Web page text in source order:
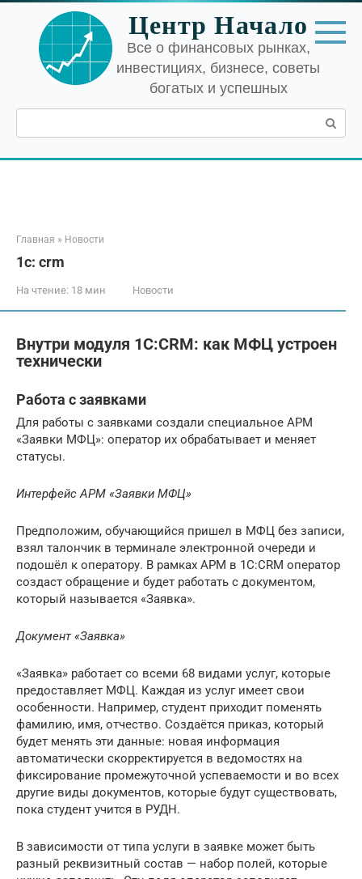
Перейти
контенту
Центр Начало
Все о финансовых рынках,
инвестициях, бизнесе, советы
богатых и успешных
Поиск:
Главная » Новости
1с: crm
На чтение: 18 мин Новости
Внутри модуля 1С:CRM: как МФЦ устроен
технически
Работа с заявками
Для работы с заявками создали специальное АРМ
«Заявки МФЦ»: оператор их обрабатывает и меняет
статусы.
Интерфейс АРМ «Заявки МФЦ»
Предположим, обучающийся пришел в МФЦ без записи,
взял талончик в терминале электронной очереди и
подошёл к оператору. В рамках АРМ в 1С:CRM оператор
создаст обращение и будет работать с документом,
который называется «Заявка».
Документ «Заявка»
«Заявка» работает со всеми 68 видами услуг, которые
предоставляет МФЦ. Каждая из услуг имеет свои
особенности. Например, студент приходит поменять
фамилию, имя, отчество. Создаётся приказ, который
будет менять эти данные: новая информация
автоматически скорректируется в ведомостях на
фиксирование промежуточной успеваемости и во всех
другие виды документов, которые будут существовать,
пока студент учится в РУДН.
В зависимости от типа услуги в заявке может быть
разный реквизитный состав — набор полей, которые